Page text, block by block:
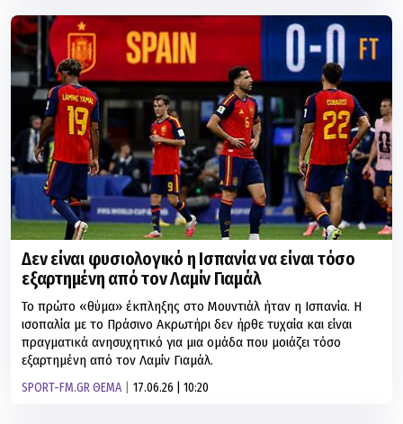
Δεν είναι φυσιολογικό η Ισπανία να είναι τόσο
εξαρτημένη από τον Λαμίν Γιαμάλ
Το πρώτο «θύμα» έκπληξης στο Μουντιάλ ήταν η Ισπανία. Η
ισοπαλία με το Πράσινο Ακρωτήρι δεν ήρθε τυχαία και είναι
πραγματικά ανησυχητικό για μια ομάδα που μοιάζει τόσο
εξαρτημένη από τον Λαμίν Γιαμάλ.
SPORT-FM.GR ΘΕΜΑ 17.06.26 | 10:20